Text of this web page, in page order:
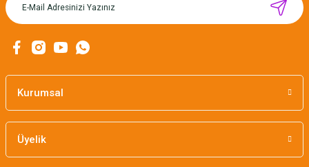
MIKNATISLI İĞNE TUTUCU-BAHAR
Kurumsal
Üyelik